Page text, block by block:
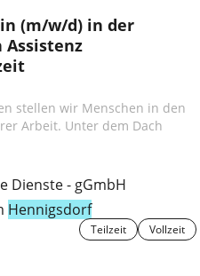
(m/w/d) in der
Assistenz
stellen wir Menschen in den
Arbeit. Unter dem Dach
Dienste - gGmbH
Hennigsdorf
Teilzeit Vollzeit